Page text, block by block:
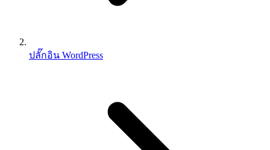
ปลั๊กอิน WordPress